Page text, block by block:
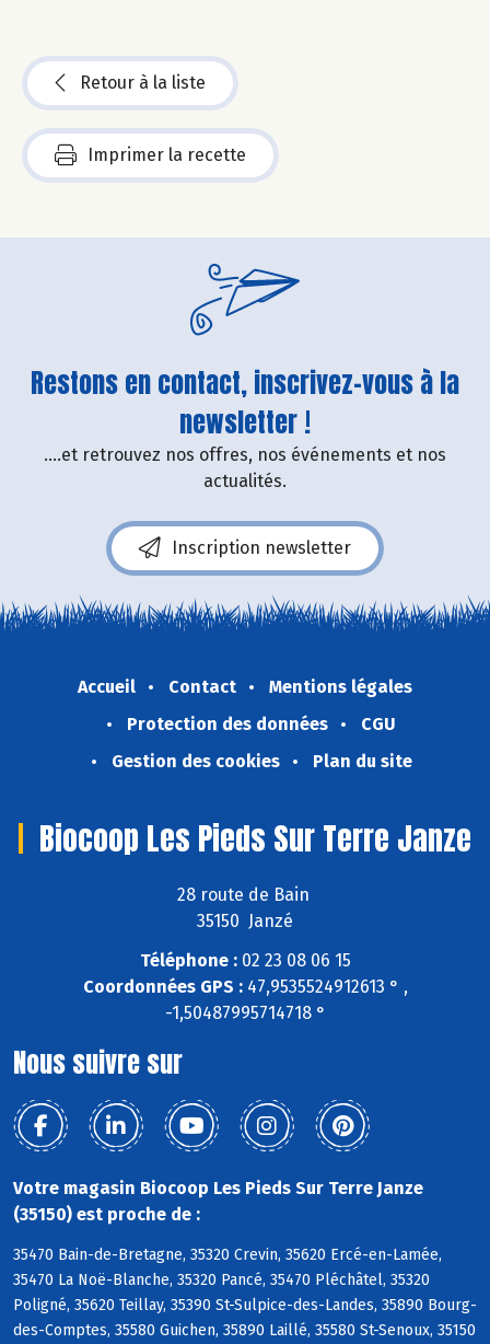
Retour à la liste
Imprimer la recette
Restons en contact, inscrivez-vous à la
newsletter !
....et retrouvez nos offres, nos événements et nos
actualités.
Inscription newsletter
Accueil Contact
Mentions légales
Protection des données
CGU
Gestion des cookies
Plan du site
Biocoop Les Pieds Sur Terre Janze
28 route de Bain
35150 Janzé
Téléphone :02 23 08 06 15
Coordonnées GPS :47,9535524912613 ° ,
-1,50487995714718 °
Nous suivre sur
Votre magasin Biocoop Les Pieds Sur Terre Janze
(35150) est proche de :
35470 Bain-de-Bretagne, 35320 Crevin, 35620 Ercé-en-Lamée,
35470 La Noë-Blanche, 35320 Pancé, 35470 Pléchâtel, 35320
Poligné, 35620 Teillay, 35390 St-Sulpice-des-Landes, 35890 Bourg-
des-Comptes, 35580 Guichen, 35890 Laillé, 35580 St-Senoux, 35150